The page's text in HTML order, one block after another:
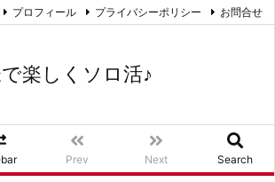
楽しくソロ活♪
Prev Next Search
プロフィール プライバシーポリシー お問合せ